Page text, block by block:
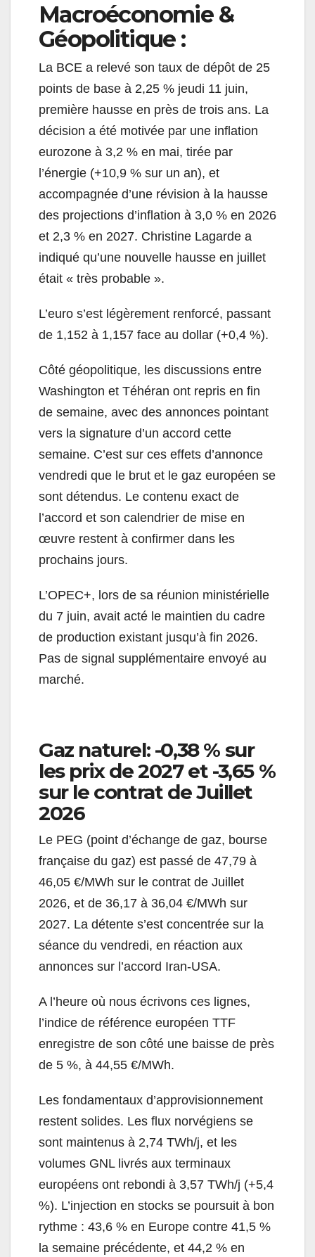
Macroéconomie &
Géopolitique :
La BCE a relevé son taux de dépôt de 25
points de base à 2,25 % jeudi 11 juin,
première hausse en près de trois ans. La
décision a été motivée par une inflation
eurozone à 3,2 % en mai, tirée par
l’énergie (+10,9 % sur un an), et
accompagnée d’une révision à la hausse
des projections d’inflation à 3,0 % en 2026
et 2,3 % en 2027. Christine Lagarde a
indiqué qu’une nouvelle hausse en juillet
était « très probable ».
L’euro s’est légèrement renforcé, passant
de 1,152 à 1,157 face au dollar (+0,4 %).
Côté géopolitique, les discussions entre
Washington et Téhéran ont repris en fin
de semaine, avec des annonces pointant
vers la signature d’un accord cette
semaine. C’est sur ces effets d’annonce
vendredi que le brut et le gaz européen se
sont détendus. Le contenu exact de
l’accord et son calendrier de mise en
œuvre restent à confirmer dans les
prochains jours.
L’OPEC+, lors de sa réunion ministérielle
du 7 juin, avait acté le maintien du cadre
de production existant jusqu’à fin 2026.
Pas de signal supplémentaire envoyé au
marché.
Gaz naturel: -0,38 % sur
les prix de 2027 et -3,65 %
sur le contrat de Juillet
2026
Le PEG (point d’échange de gaz, bourse
française du gaz) est passé de 47,79 à
46,05 €/MWh sur le contrat de Juillet
2026, et de 36,17 à 36,04 €/MWh sur
2027. La détente s’est concentrée sur la
séance du vendredi, en réaction aux
annonces sur l’accord Iran-USA.
A l’heure où nous écrivons ces lignes,
l’indice de référence européen TTF
enregistre de son côté une baisse de près
de 5 %, à 44,55 €/MWh.
Les fondamentaux d’approvisionnement
restent solides. Les flux norvégiens se
sont maintenus à 2,74 TWh/j, et les
volumes GNL livrés aux terminaux
européens ont rebondi à 3,57 TWh/j (+5,4
%). L’injection en stocks se poursuit à bon
rythme : 43,6 % en Europe contre 41,5 %
la semaine précédente, et 44,2 % en